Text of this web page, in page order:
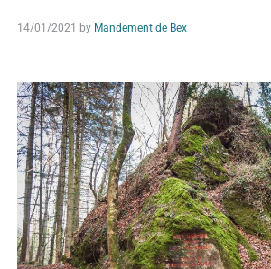
14/01/2021 by Mandement de Bex